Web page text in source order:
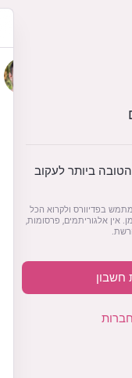
ביותר לעקוב
בפדיוורס ולקרוא הכל
אין אלגוריתמים, פרסומות,
חשבון